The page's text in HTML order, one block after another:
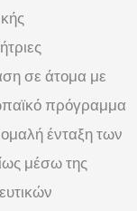
σε άτομα με
πρόγραμμα
ομαλή ένταξη των
μέσω της